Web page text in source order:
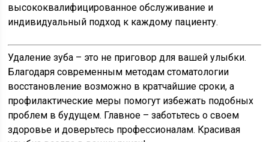
высококвалифицированное обслуживание и
индивидуальный подход к каждому пациенту.
Удаление зуба – это не приговор для вашей улыбки.
Благодаря современным методам стоматологии
восстановление возможно в кратчайшие сроки, а
профилактические меры помогут избежать подобных
проблем в будущем. Главное – заботьтесь о своем
здоровье и доверьтесь профессионалам. Красивая